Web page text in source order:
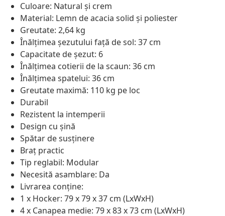
Culoare: Natural și crem
Material: Lemn de acacia solid și poliester
Greutate: 2,64 kg
Înălțimea șezutului față de sol: 37 cm
Capacitate de șezut: 6
Înălțimea cotierii de la scaun: 36 cm
Înălțimea spatelui: 36 cm
Greutate maximă: 110 kg pe loc
Durabil
Rezistent la intemperii
Design cu șină
Spătar de susținere
Braț practic
Tip reglabil: Modular
Necesită asamblare: Da
Livrarea conține:
1 x Hocker: 79 x 79 x 37 cm (LxWxH)
4 x Canapea medie: 79 x 83 x 73 cm (LxWxH)